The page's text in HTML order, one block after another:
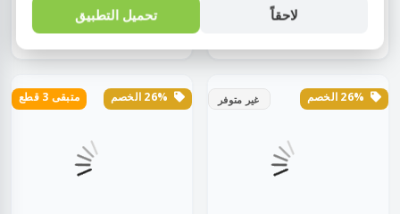
EGP1,675.00 EGP1,195.00
غير متوفر متبقى 3 قطع
لاحقاً تحميل التطبيق